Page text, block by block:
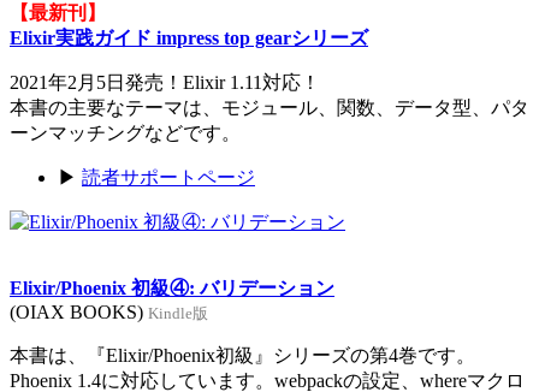
【最新刊】
Elixir実践ガイド impress top gearシリーズ
2021年2月5日発売！Elixir 1.11対応！
本書の主要なテーマは、モジュール、関数、データ型、パタ
ーンマッチングなどです。
▶ 読者サポートページ
Elixir/Phoenix 初級④: バリデーション
(OIAX BOOKS) Kindle版
本書は、『Elixir/Phoenix初級』シリーズの第4巻です。
Phoenix 1.4に対応しています。webpackの設定、whereマクロ